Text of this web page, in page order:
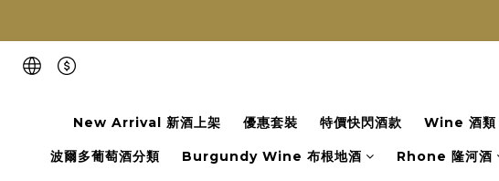
買滿任
買滿任
New Arrival 新酒上架 優惠套裝 特價快閃酒款 Wine 酒類
波爾多葡萄酒分類 Burgundy Wine 布根地酒 Rhone 隆河酒